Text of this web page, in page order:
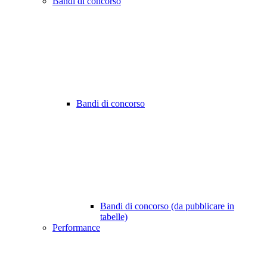
Bandi di concorso
Bandi di concorso (da pubblicare in
tabelle)
Performance